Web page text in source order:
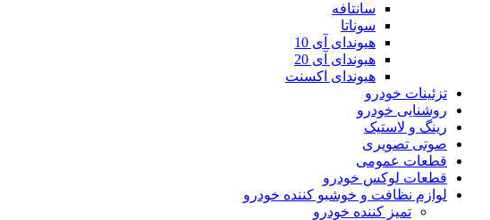
سانتافه
سوناتا
هیوندای آی 10
هیوندای آی 20
هیوندای اکسنت
تزئینات خودرو
روشنایی خودرو
رینگ و لاستیک
صوتی تصویری
قطعات عمومی
قطعات لوکس خودرو
لوازم نظافت و خوشبو کننده خودرو
تمیز کننده خودرو